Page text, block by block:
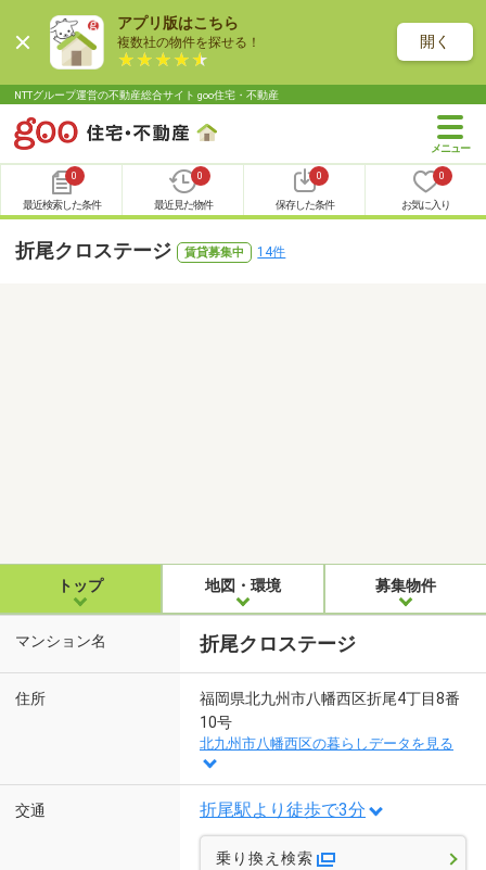
アプリ版はこちら
複数社の物件を探せる！ 開く
NTTグループ運営の不動産総合サイト goo住宅・不動産
0
最近検索した条件
0
最近見た物件
0
保存した条件
0
お気に入り
折尾クロステージ 賃貸募集中 14件
トップ 地図・環境 募集物件
マンション名 折尾クロステージ
住所
福岡県北九州市八幡西区折尾4丁目8番
10号
北九州市八幡西区の暮らしデータを見る
交通 折尾駅より徒歩で3分
乗り換え検索